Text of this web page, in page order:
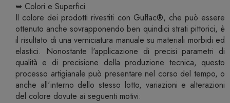
➥ Colori e Superfici
Il colore dei prodotti rivestiti con Guflac®, che può essere
ottenuto anche sovrapponendo ben quindici strati pittorici, è
il risultato di una verniciatura manuale su materiali morbidi ed
elastici. Nonostante l'applicazione di precisi parametri di
qualità e di precisione della produzione tecnica, questo
processo artigianale può presentare nel corso del tempo, o
anche all'interno dello stesso lotto, variazioni e alterazioni
del colore dovute ai seguenti motivi: